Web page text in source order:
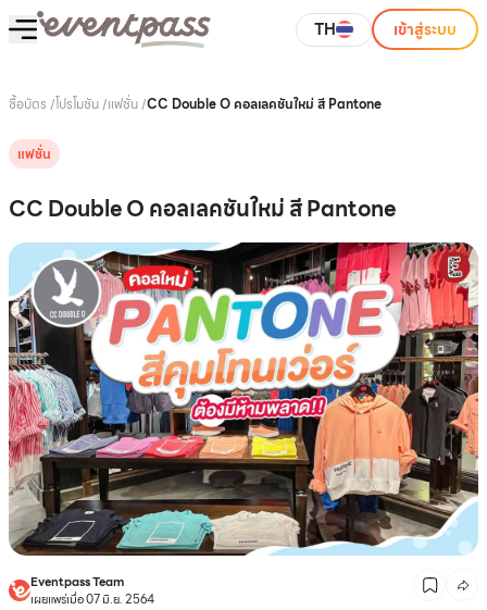
TH เข้าสู่ระบบ
ซื้อบัตร /โปรโมชัน/แฟชั่น/CC Double O คอลเลคชันใหม่ สี Pantone
แฟชั่น
CC Double O คอลเลคชันใหม่ สี Pantone
Eventpass Team
เผยแพร่เมื่อ 07 มิ.ย. 2564